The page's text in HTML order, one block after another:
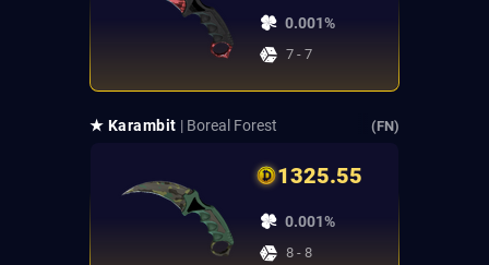
0.001%
7 - 7
★ Karambit | Boreal Forest (FN)
1325.55
0.001%
8 - 8